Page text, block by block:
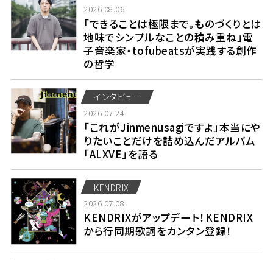
2026.08.06
「できることは極限まで。ものづくりとは
地味でシンプルなことの積み重ね」電
子音楽家・tofubeatsが実践する創作
の哲学
インタビュー
2026.07.24
「これがJinmenusagiですよ」本当にや
りたいことだけを詰め込んだアルバム
「ALXVE」を語る
KENDRIX
2026.07.08
KENDRIXがアップデート！KENDRIX
から行同期歌詞をカンタン登録！